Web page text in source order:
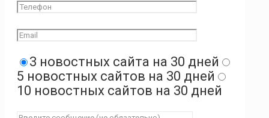
3 новостных сайта на 30 дней
5 новостных сайтов на 30 дней
10 новостных сайтов на 30 дней